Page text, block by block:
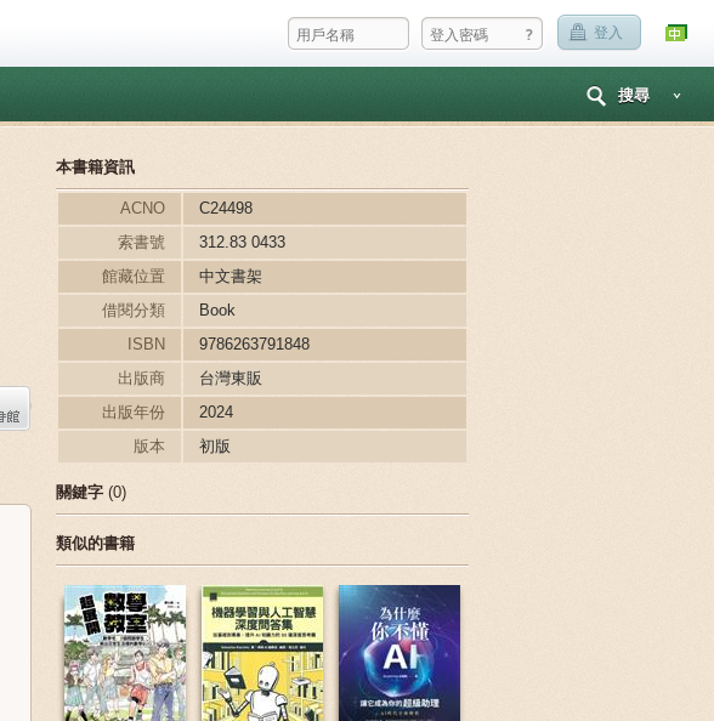
? 登入
搜尋
本書籍資訊
ACNO
C24498
索書號
312.83 0433
館藏位置
中文書架
借閱分類
Book
ISBN
9786263791848
出版商
台灣東販
出版年份
2024
版本
初版
關鍵字 (0)
類似的書籍